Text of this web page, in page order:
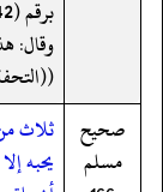
صحيح
مسلم
ثلاث
يحبه